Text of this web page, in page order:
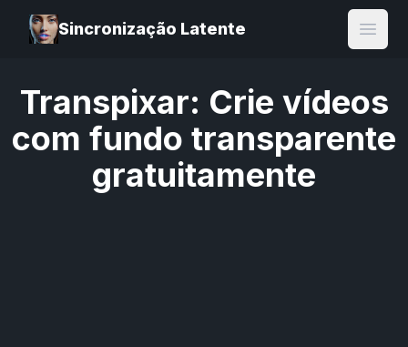
Sincronização Latente
Open
Transpixar: Crie vídeos
com fundo transparente
gratuitamente